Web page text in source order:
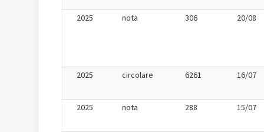
2025 nota 306 20/08
2025 circolare 6261 16/07
2025 nota 288 15/07